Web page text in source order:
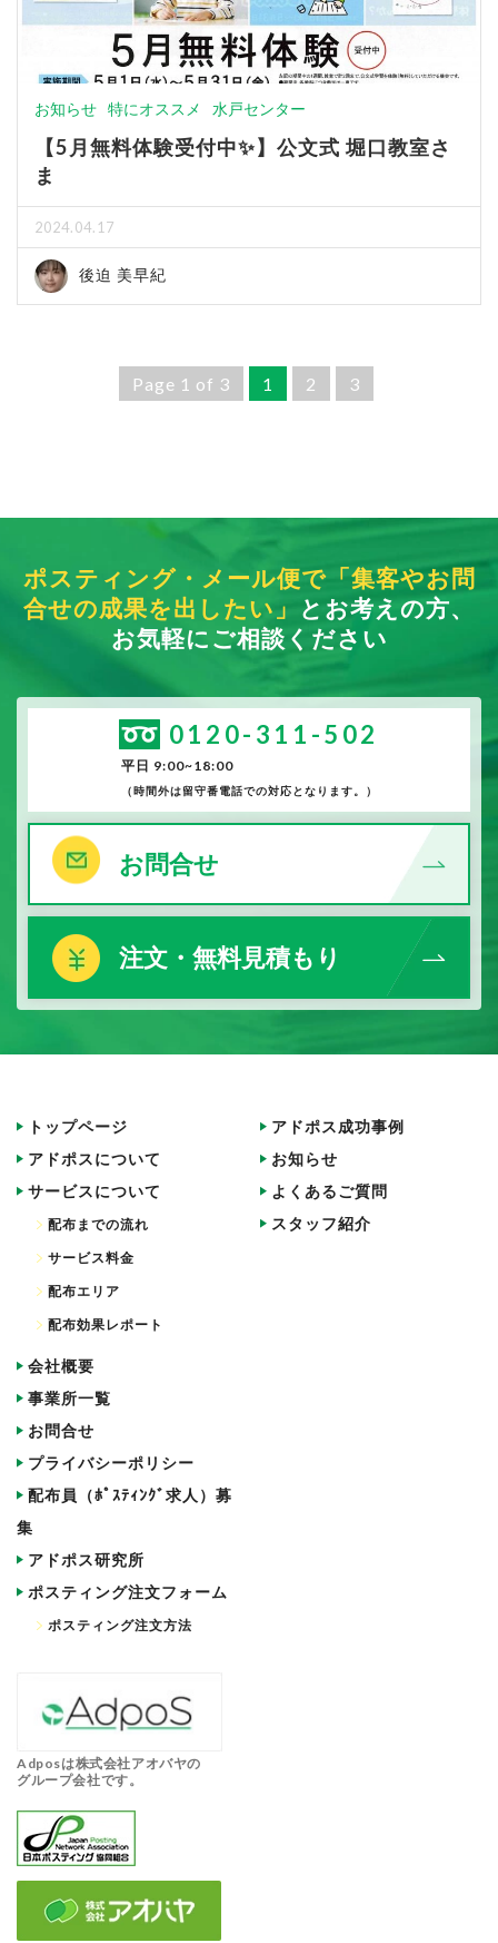
お知らせ 特にオススメ 水戸センター
【5月無料体験受付中✨】公文式 堀口教室さ
ま
2024.04.17
後迫 美早紀
Page 1 of 3 1 2 3
ポスティング・メール便で「集客やお問
合せの成果を出したい」 とお考えの方、
お気軽にご相談ください
0120-311-502
平日 9:00~18:00
（時間外は留守番電話での対応となります。）
お問合せ
注文・無料見積もり
トップページ
アドポスについて
サービスについて
配布までの流れ
サービス料金
配布エリア
配布効果レポート
アドポス成功事例
お知らせ
よくあるご質問
スタッフ紹介
会社概要
事業所一覧
お問合せ
プライバシーポリシー
配布員（ﾎﾟｽﾃｨﾝｸﾞ求人）募
集
アドポス研究所
ポスティング注文フォーム
ポスティング注文方法
Adposは株式会社アオバヤの
グループ会社です。